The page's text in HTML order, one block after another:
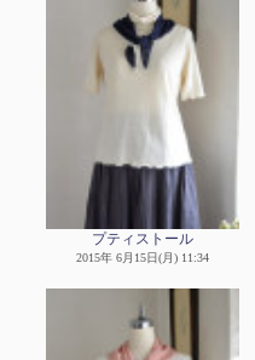
プティストール
2015年 6月15日(月) 11:34